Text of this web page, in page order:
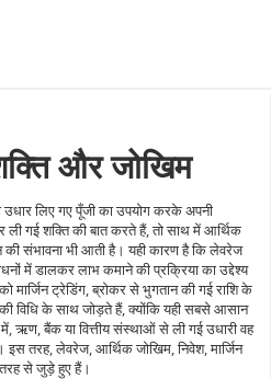
और जोखिम
उधार लिए गए पूँजी का उपयोग करके अपनी
ली गई शक्तिकी बात करते हैं, तो साथ मेंआर्थिक
संभावनाभी आती है। यही कारण है कि लेवरेज
में डालकर लाभ कमाने की प्रक्रियाका उद्देश्य
मार्जिन ट्रेडिंग,ब्रोकर से भुगतान की गई राशि के
विधिके साथ जोड़ते हैं, क्योंकि यही सबसे आसान
में,ऋण,बैंक या वित्तीय संस्थाओं से ली गई उधारीवह
तरह, लेवरेज, आर्थिक जोखिम, निवेश, मार्जिन
से जुड़े हुए हैं।